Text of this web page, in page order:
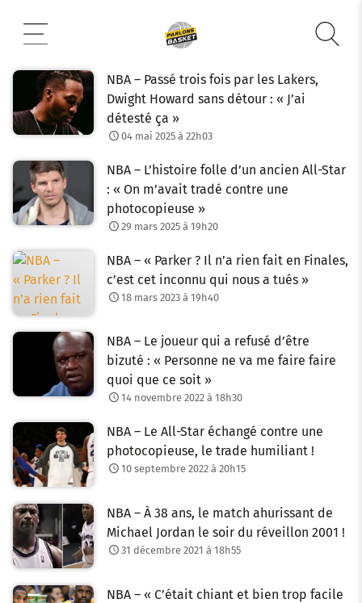
contenu
NBA – Passé trois fois par les Lakers,
Dwight Howard sans détour : « J’ai
détesté ça »
04 mai 2025 à 22h03
NBA – L’histoire folle d’un ancien All-Star
: « On m’avait tradé contre une
photocopieuse »
29 mars 2025 à 19h20
NBA – « Parker ? Il n’a rien fait en Finales,
c’est cet inconnu qui nous a tués »
18 mars 2023 à 19h40
NBA – Le joueur qui a refusé d’être
bizuté : « Personne ne va me faire faire
quoi que ce soit »
14 novembre 2022 à 18h30
NBA – Le All-Star échangé contre une
photocopieuse, le trade humiliant !
10 septembre 2022 à 20h15
NBA – À 38 ans, le match ahurissant de
Michael Jordan le soir du réveillon 2001 !
31 décembre 2021 à 18h55
NBA – « C’était chiant et bien trop facile